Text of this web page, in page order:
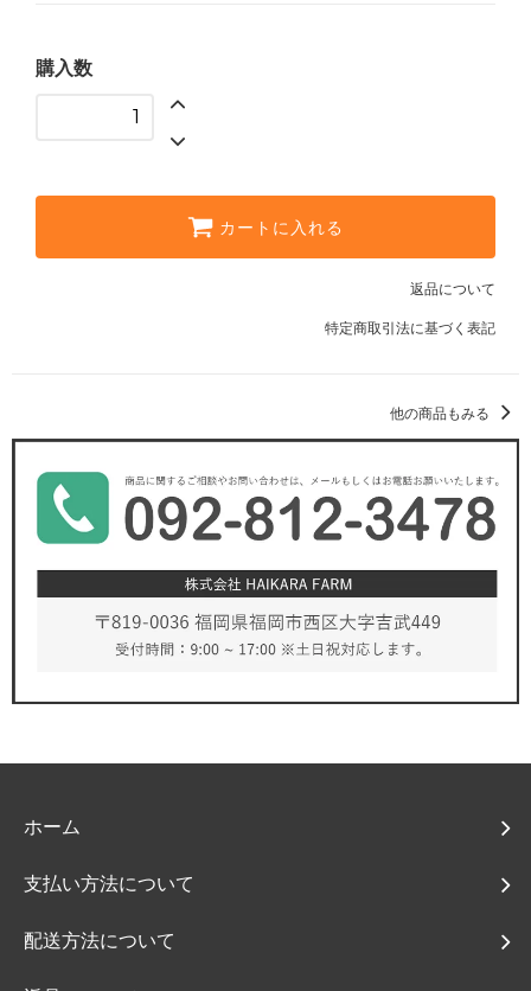
購入数
カートに入れる
返品について
特定商取引法に基づく表記
他の商品もみる
ホーム
支払い方法について
配送方法について